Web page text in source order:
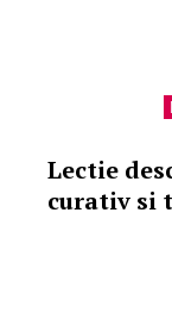
Lectie
curativ si